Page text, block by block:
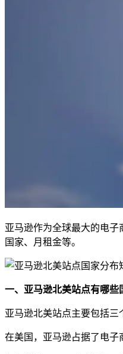
亚马逊作为全球最大的电
国家、月租金等。
一、亚马逊北美站点有哪些
亚马逊北美站点主要包括三
在美国，亚马逊占据了电子